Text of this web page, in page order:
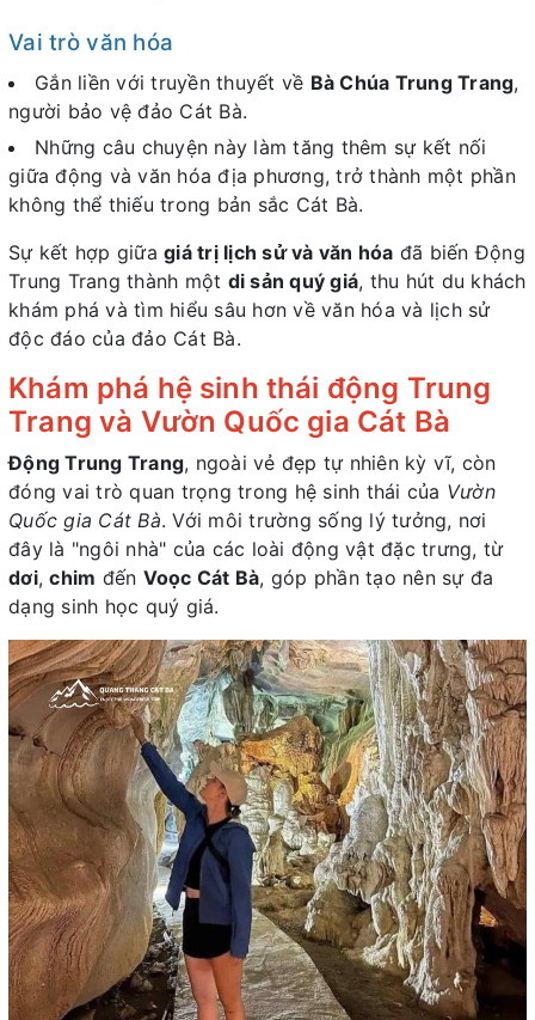
Vai trò văn hóa
Gắn liền với truyền thuyết về Bà Chúa Trung Trang,
người bảo vệ đảo Cát Bà.
Những câu chuyện này làm tăng thêm sự kết nối
giữa động và văn hóa địa phương, trở thành một phần
không thể thiếu trong bản sắc Cát Bà.
Sự kết hợp giữa giá trị lịch sử và văn hóa đã biến Động
Trung Trang thành một di sản quý giá, thu hút du khách
khám phá và tìm hiểu sâu hơn về văn hóa và lịch sử
độc đáo của đảo Cát Bà.
Khám phá hệ sinh thái động Trung
Trang và Vườn Quốc gia Cát Bà
Động Trung Trang, ngoài vẻ đẹp tự nhiên kỳ vĩ, còn
đóng vai trò quan trọng trong hệ sinh thái của Vườn
Quốc gia Cát Bà. Với môi trường sống lý tưởng, nơi
đây là "ngôi nhà" của các loài động vật đặc trưng, từ
dơi,chim đến Voọc Cát Bà, góp phần tạo nên sự đa
dạng sinh học quý giá.